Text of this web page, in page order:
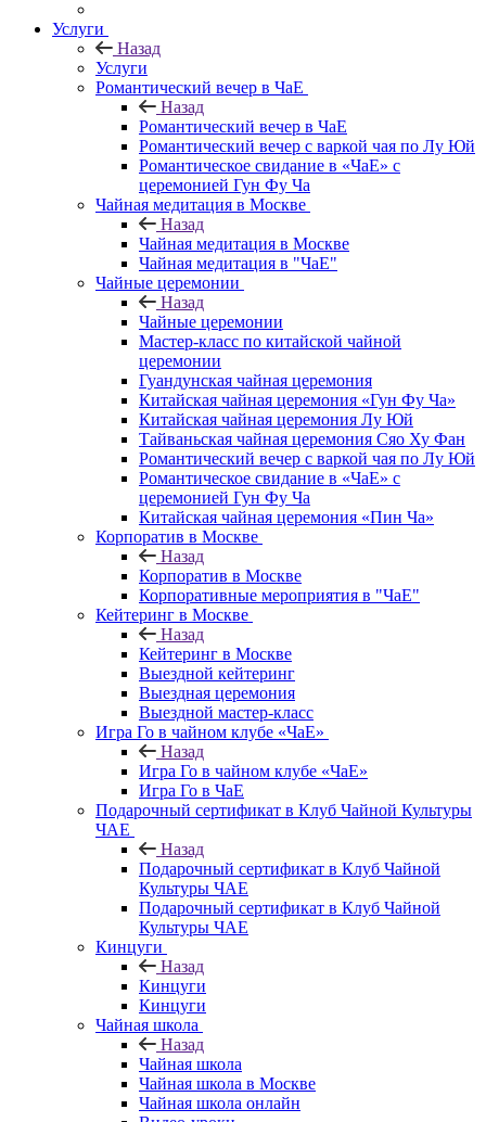
Услуги
Назад
Услуги
Романтический вечер в ЧаЕ
Назад
Романтический вечер в ЧаЕ
Романтический вечер с варкой чая по Лу Юй
Романтическое свидание в «ЧаЕ» с
церемонией Гун Фу Ча
Чайная медитация в Москве
Назад
Чайная медитация в Москве
Чайная медитация в "ЧаЕ"
Чайные церемонии
Назад
Чайные церемонии
Мастер-класс по китайской чайной
церемонии
Гуандунская чайная церемония
Китайская чайная церемония «Гун Фу Ча»
Китайская чайная церемония Лу Юй
Тайваньская чайная церемония Сяо Ху Фан
Романтический вечер с варкой чая по Лу Юй
Романтическое свидание в «ЧаЕ» с
церемонией Гун Фу Ча
Китайская чайная церемония «Пин Ча»
Корпоратив в Москве
Назад
Корпоратив в Москве
Корпоративные мероприятия в "ЧаЕ"
Кейтеринг в Москве
Назад
Кейтеринг в Москве
Выездной кейтеринг
Выездная церемония
Выездной мастер-класс
Игра Го в чайном клубе «ЧаЕ»
Назад
Игра Го в чайном клубе «ЧаЕ»
Игра Го в ЧаЕ
Подарочный сертификат в Клуб Чайной Культуры
ЧАЕ
Назад
Подарочный сертификат в Клуб Чайной
Культуры ЧАЕ
Подарочный сертификат в Клуб Чайной
Культуры ЧАЕ
Кинцуги
Назад
Кинцуги
Кинцуги
Чайная школа
Назад
Чайная школа
Чайная школа в Москве
Чайная школа онлайн